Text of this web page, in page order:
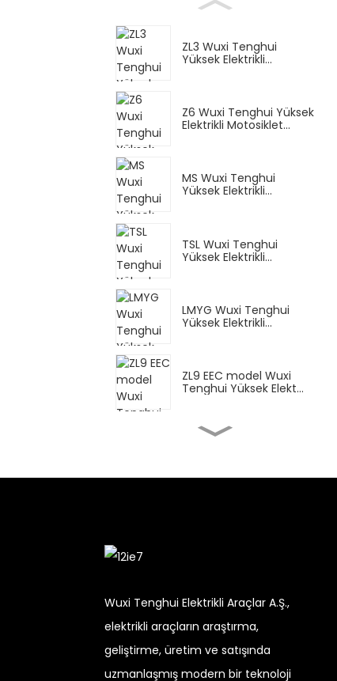
ZL3 Wuxi Tenghui
Yüksek Elektrikli
Z6 Wuxi Tenghui Yüksek
Elektrikli Motosiklet...
MS Wuxi Tenghui
Yüksek Elektrikli
TSL Wuxi Tenghui
Yüksek Elektrikli
LMYG Wuxi Tenghui
Yüksek Elektrikli
ZL9 EEC model Wuxi
Tenghui Yüksek Elekt...
FY Wuxi Tenghui Yüksek
Yüksek Elektrikli
Wuxi Tenghui Elektrikli Araçlar A.Ş.,
elektrikli araçların araştırma,
geliştirme, üretim ve satışında
uzmanlaşmış modern bir teknoloji